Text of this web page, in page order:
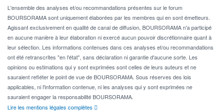
Pour l' ...
L'ensemble des analyses et/ou recommandations présentes sur le forum
BOURSORAMA sont uniquement élaborées par les membres qui en sont émetteurs.
Agissant exclusivement en qualité de canal de diffusion, BOURSORAMA n'a participé
en aucune manière à leur élaboration ni exercé aucun pouvoir discrétionnaire quant à
leur sélection. Les informations contenues dans ces analyses et/ou recommandations
ont été retranscrites "en l'état", sans déclaration ni garantie d'aucune sorte. Les
opinions ou estimations qui y sont exprimées sont celles de leurs auteurs et ne
sauraient refléter le point de vue de BOURSORAMA. Sous réserves des lois
applicables, ni l'information contenue, ni les analyses qui y sont exprimées ne
sauraient engager la responsabilité BOURSORAMA.
Lire les mentions légales complètes